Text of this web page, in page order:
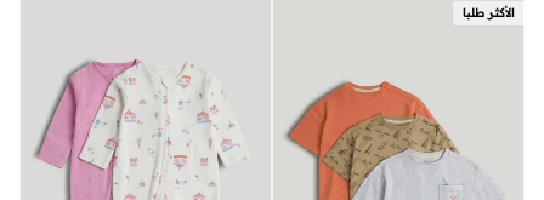
الأكثر طلبا